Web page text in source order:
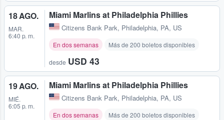
18 AGO.
MAR.
6:40 p. m.
Miami Marlins at Philadelphia Phillies
Citizens Bank Park, Philadelphia, PA, US
En dos semanas Más de 200 boletos disponibles
desde USD 43
19 AGO.
MIÉ.
6:05 p. m.
Miami Marlins at Philadelphia Phillies
Citizens Bank Park, Philadelphia, PA, US
En dos semanas Más de 200 boletos disponibles